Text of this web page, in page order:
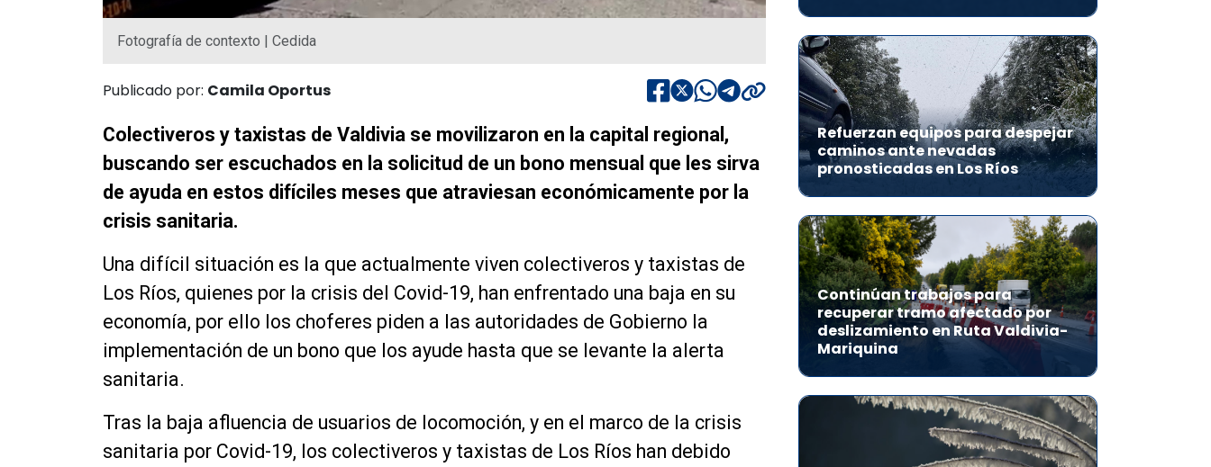
Fotografía de contexto | Cedida
Publicado por: Camila Oportus
Colectiveros y taxistas de Valdivia se movilizaron en la capital regional,
buscando ser escuchados en la solicitud de un bono mensual que les sirva
de ayuda en estos difíciles meses que atraviesan económicamente por la
crisis sanitaria.
Una difícil situación es la que actualmente viven colectiveros y taxistas de
Los Ríos, quienes por la crisis del Covid-19, han enfrentado una baja en su
economía, por ello los choferes piden a las autoridades de Gobierno la
implementación de un bono que los ayude hasta que se levante la alerta
sanitaria.
Tras la baja afluencia de usuarios de locomoción, y en el marco de la crisis
sanitaria por Covid-19, los colectiveros y taxistas de Los Ríos han debido
Refuerzan equipos para despejar
caminos ante nevadas
pronosticadas en Los Ríos
Continúan trabajos para
recuperar tramo afectado por
deslizamiento en Ruta Valdivia-
Mariquina